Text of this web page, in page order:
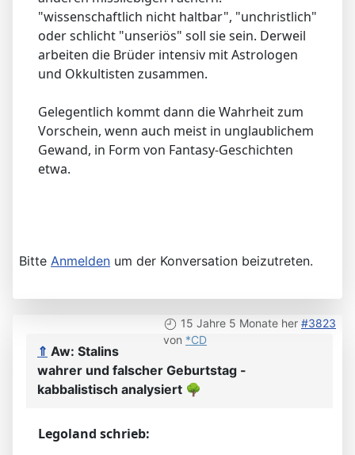
"wissenschaftlich nicht haltbar", "unchristlich"
oder schlicht "unseriös" soll sie sein. Derweil
arbeiten die Brüder intensiv mit Astrologen
und Okkultisten zusammen.
Gelegentlich kommt dann die Wahrheit zum
Vorschein, wenn auch meist in unglaublichem
Gewand, in Form von Fantasy-Geschichten
etwa.
Bitte Anmelden um der Konversation beizutreten.
15 Jahre 5 Monate her #3823
von *CD
⇑ Aw: Stalins
wahrer und falscher Geburtstag -
kabbalistisch analysiert 🌳
Legoland schrieb: